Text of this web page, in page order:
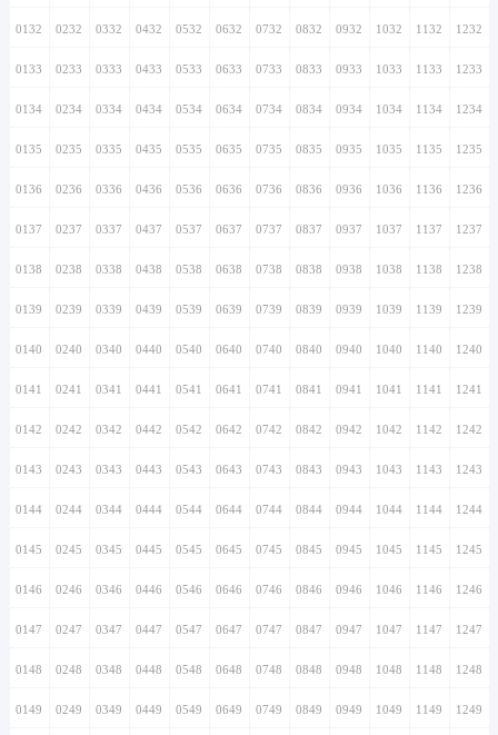
0132 0232 0332 0432 0532 0632 0732 0832 0932 1032 1132 1232
0133 0233 0333 0433 0533 0633 0733 0833 0933 1033 1133 1233
0134 0234 0334 0434 0534 0634 0734 0834 0934 1034 1134 1234
0135 0235 0335 0435 0535 0635 0735 0835 0935 1035 1135 1235
0136 0236 0336 0436 0536 0636 0736 0836 0936 1036 1136 1236
0137 0237 0337 0437 0537 0637 0737 0837 0937 1037 1137 1237
0138 0238 0338 0438 0538 0638 0738 0838 0938 1038 1138 1238
0139 0239 0339 0439 0539 0639 0739 0839 0939 1039 1139 1239
0140 0240 0340 0440 0540 0640 0740 0840 0940 1040 1140 1240
0141 0241 0341 0441 0541 0641 0741 0841 0941 1041 1141 1241
0142 0242 0342 0442 0542 0642 0742 0842 0942 1042 1142 1242
0143 0243 0343 0443 0543 0643 0743 0843 0943 1043 1143 1243
0144 0244 0344 0444 0544 0644 0744 0844 0944 1044 1144 1244
0145 0245 0345 0445 0545 0645 0745 0845 0945 1045 1145 1245
0146 0246 0346 0446 0546 0646 0746 0846 0946 1046 1146 1246
0147 0247 0347 0447 0547 0647 0747 0847 0947 1047 1147 1247
0148 0248 0348 0448 0548 0648 0748 0848 0948 1048 1148 1248
0149 0249 0349 0449 0549 0649 0749 0849 0949 1049 1149 1249